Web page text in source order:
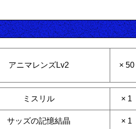
アニマレンズLv2 × 50
ミスリル × 1
サッズの記憶結晶 × 1